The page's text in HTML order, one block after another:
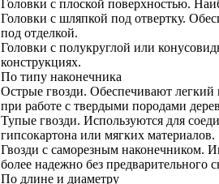
Головки с плоской поверхностью.
Головки с шляпкой под отвертку.
под отделкой.
Головки с полукруглой или
конструкциях.
По типу наконечника
Острые гвозди. Обеспечивают легкий
при работе с твердыми породами
Тупые гвозди. Используются для
гипсокартона или мягких материалов.
Гвозди с саморезным наконечником.
более надежно без предварительного
По длине и диаметру